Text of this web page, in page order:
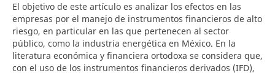
El objetivo de este artículo es analizar los efectos en las
empresas por el manejo de instrumentos financieros de alto
riesgo, en particular en las que pertenecen al sector
público, como la industria energética en México. En la
literatura económica y financiera ortodoxa se considera que,
con el uso de los instrumentos financieros derivados (IFD),